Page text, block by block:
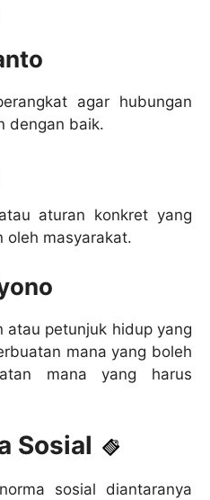
agar hubungan
dengan baik.
aturan konkret yang
oleh masyarakat.
atau petunjuk hidup yang
mana yang boleh
mana yang harus
Sosial
sosial diantaranya